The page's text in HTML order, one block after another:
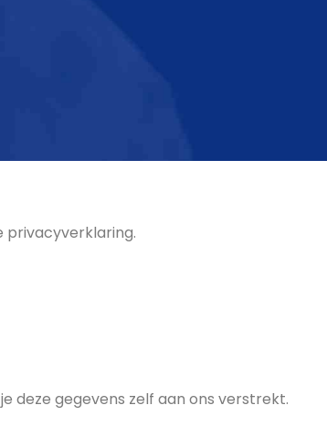
privacyverklaring.
deze gegevens zelf aan ons verstrekt.